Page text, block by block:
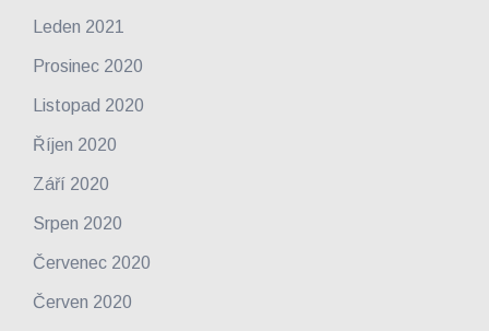
Leden 2021
Prosinec 2020
Listopad 2020
Říjen 2020
Září 2020
Srpen 2020
Červenec 2020
Červen 2020